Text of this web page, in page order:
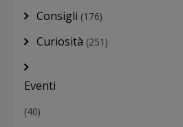
Consigli (176)
Curiosità (251)
Eventi
(40)